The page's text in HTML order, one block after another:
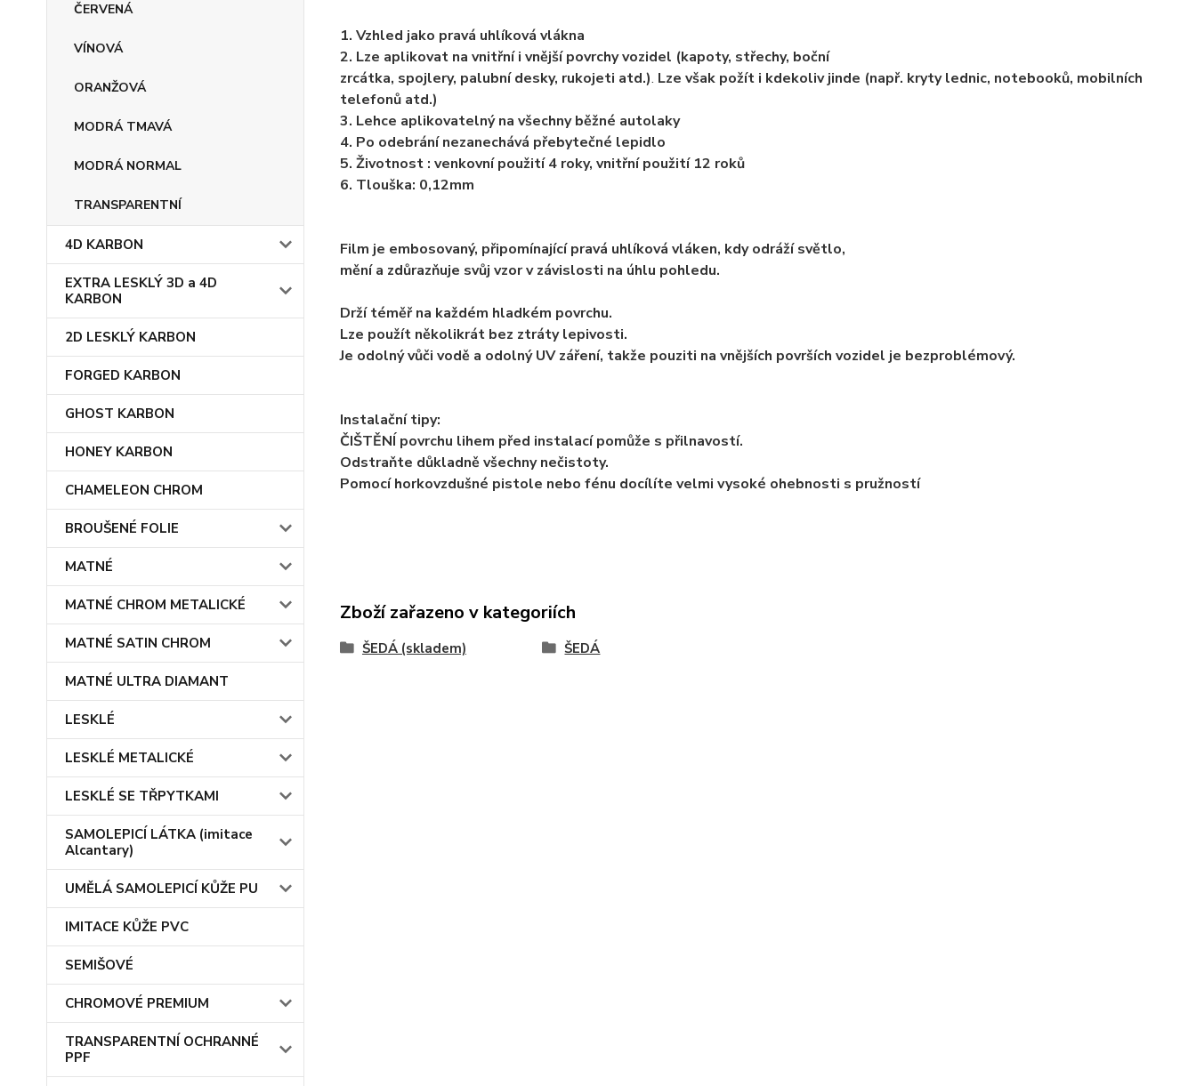
ČERVENÁ
VÍNOVÁ
ORANŽOVÁ
MODRÁ TMAVÁ
MODRÁ NORMAL
TRANSPARENTNÍ
4D KARBON
EXTRA LESKLÝ 3D a 4D
KARBON
2D LESKLÝ KARBON
FORGED KARBON
GHOST KARBON
HONEY KARBON
CHAMELEON CHROM
BROUŠENÉ FOLIE
MATNÉ
MATNÉ CHROM METALICKÉ
MATNÉ SATIN CHROM
MATNÉ ULTRA DIAMANT
LESKLÉ
LESKLÉ METALICKÉ
LESKLÉ SE TŘPYTKAMI
SAMOLEPICÍ LÁTKA (imitace
Alcantary)
UMĚLÁ SAMOLEPICÍ KŮŽE PU
IMITACE KŮŽE PVC
SEMIŠOVÉ
CHROMOVÉ PREMIUM
TRANSPARENTNÍ OCHRANNÉ
PPF
1. Vzhled jako pravá uhlíková vlákna
2. Lze aplikovat na vnitřní i vnější povrchy vozidel (kapoty, střechy, boční
zrcátka, spojlery, palubní desky, rukojeti atd.). Lze však požít i kdekoliv jinde (např. kryty lednic, notebooků, mobilních
telefonů atd.)
3. Lehce aplikovatelný na všechny běžné autolaky
4. Po odebrání nezanechává přebytečné lepidlo
5. Životnost : venkovní použití 4 roky, vnitřní použití 12 roků
6. Tlouška: 0,12mm
Film je embosovaný, připomínající pravá uhlíková vláken, kdy odráží světlo,
mění a zdůrazňuje svůj vzor v závislosti na úhlu pohledu.
Drží téměř na každém hladkém povrchu.
Lze použít několikrát bez ztráty lepivosti.
Je odolný vůči vodě a odolný UV záření, takže pouziti na vnějších površích vozidel je bezproblémový.
Instalační tipy:
ČIŠTĚNÍ povrchu lihem před instalací pomůže s přilnavostí.
Odstraňte důkladně všechny nečistoty.
Pomocí horkovzdušné pistole nebo fénu docílíte velmi vysoké ohebnosti s pružností
Zboží zařazeno v kategoriích
ŠEDÁ (skladem) ŠEDÁ